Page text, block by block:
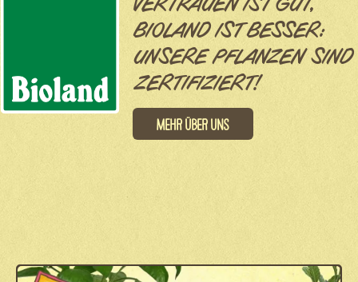
VERTRAUEN IST GUT,
BIOLAND IST BESSER:
UNSERE PFLANZEN SIND
ZERTIFIZIERT!
Mehr über uns